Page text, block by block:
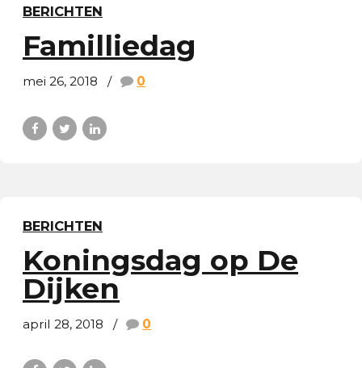
BERICHTEN
Familliedag
mei 26, 2018 0
BERICHTEN
Koningsdag op De
Dijken
april 28, 2018 0